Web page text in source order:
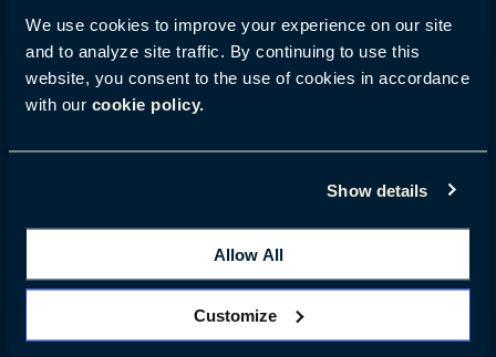
We use cookies to improve your experience on our site
and to analyze site traffic. By continuing to use this
website, you consent to the use of cookies in accordance
with our cookie policy.
Show details
Allow All
Customize